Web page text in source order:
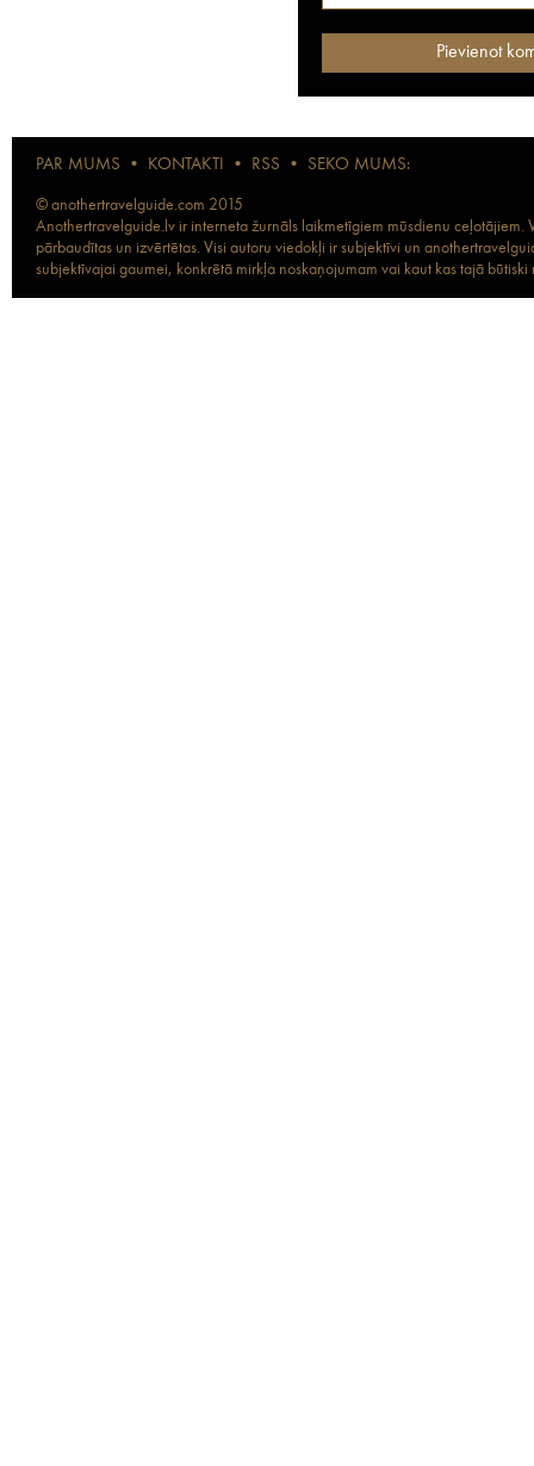
PAR MUMS • KONTAKTI • RSS • SEKO MUMS:
© anothertravelguide.com 2015
Anothertravelguide.lv ir interneta žurnāls laikmetīgiem mūsdienu
pārbaudītas un izvērtētas. Visi autoru viedokļi ir subjektīvi un
subjektīvajai gaumei, konkrētā mirkļa noskaņojumam vai kaut kas tajā